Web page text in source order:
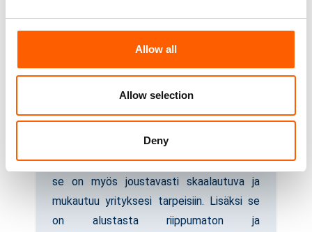
Allow all
Allow selection
Deny
mahdollistaa nopeamman reagoinnin
edpem ei ole vain helppo ottaa käyttöön;
se on myös joustavasti skaalautuva ja
mukautuu yrityksesi tarpeisiin. Lisäksi se
on alustasta riippumaton ja